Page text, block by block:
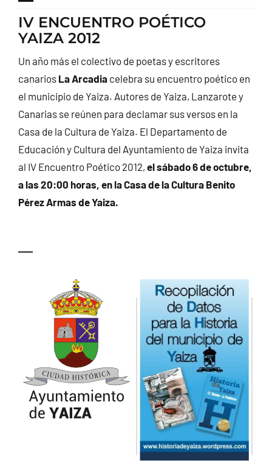
TURISMO
IV ENCUENTRO POÉTICO
YAIZA 2012
Un año más el colectivo de poetas y escritores
canarios La Arcadiacelebra su encuentro poético en
el municipio de Yaiza. Autores de Yaiza, Lanzarote y
Canarias se reúnen para declamar sus versos en la
Casa de la Cultura de Yaiza. El Departamento de
Educación y Cultura del Ayuntamiento de Yaiza invita
al IV Encuentro Poético 2012, el sábado 6 de octubre,
a las 20:00 horas, en la Casa de la Cultura Benito
Pérez Armas de Yaiza.
—